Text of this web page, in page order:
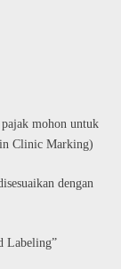
mohon untuk
Clinic Marking)
dengan
Labeling”